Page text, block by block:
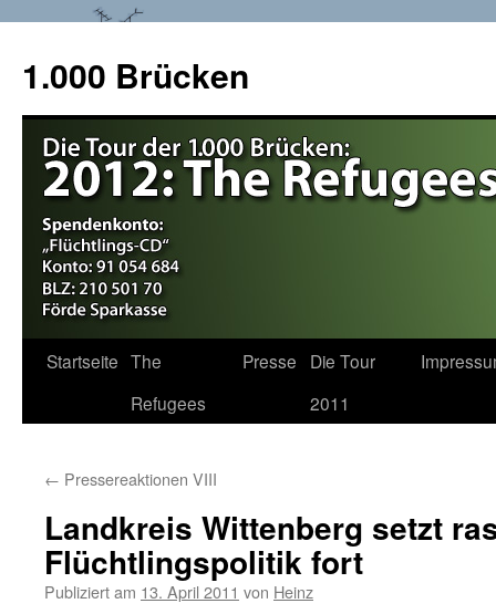
1.000 Brücken
Springe
Startseite The
Refugees
Presse
Die Tour
2011
← Pressereaktionen VIII
Landkreis Wittenberg setzt
Flüchtlingspolitik fort
Publiziert am 13. April 2011 von Heinz